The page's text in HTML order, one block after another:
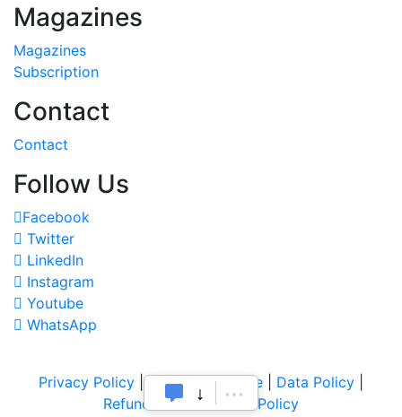
Magazines
Magazines
Subscription
Contact
Contact
Follow Us
Facebook
Twitter
LinkedIn
Instagram
Youtube
WhatsApp
Privacy Policy |Terms of Service Data Policy
Refund & Cancellation Policy